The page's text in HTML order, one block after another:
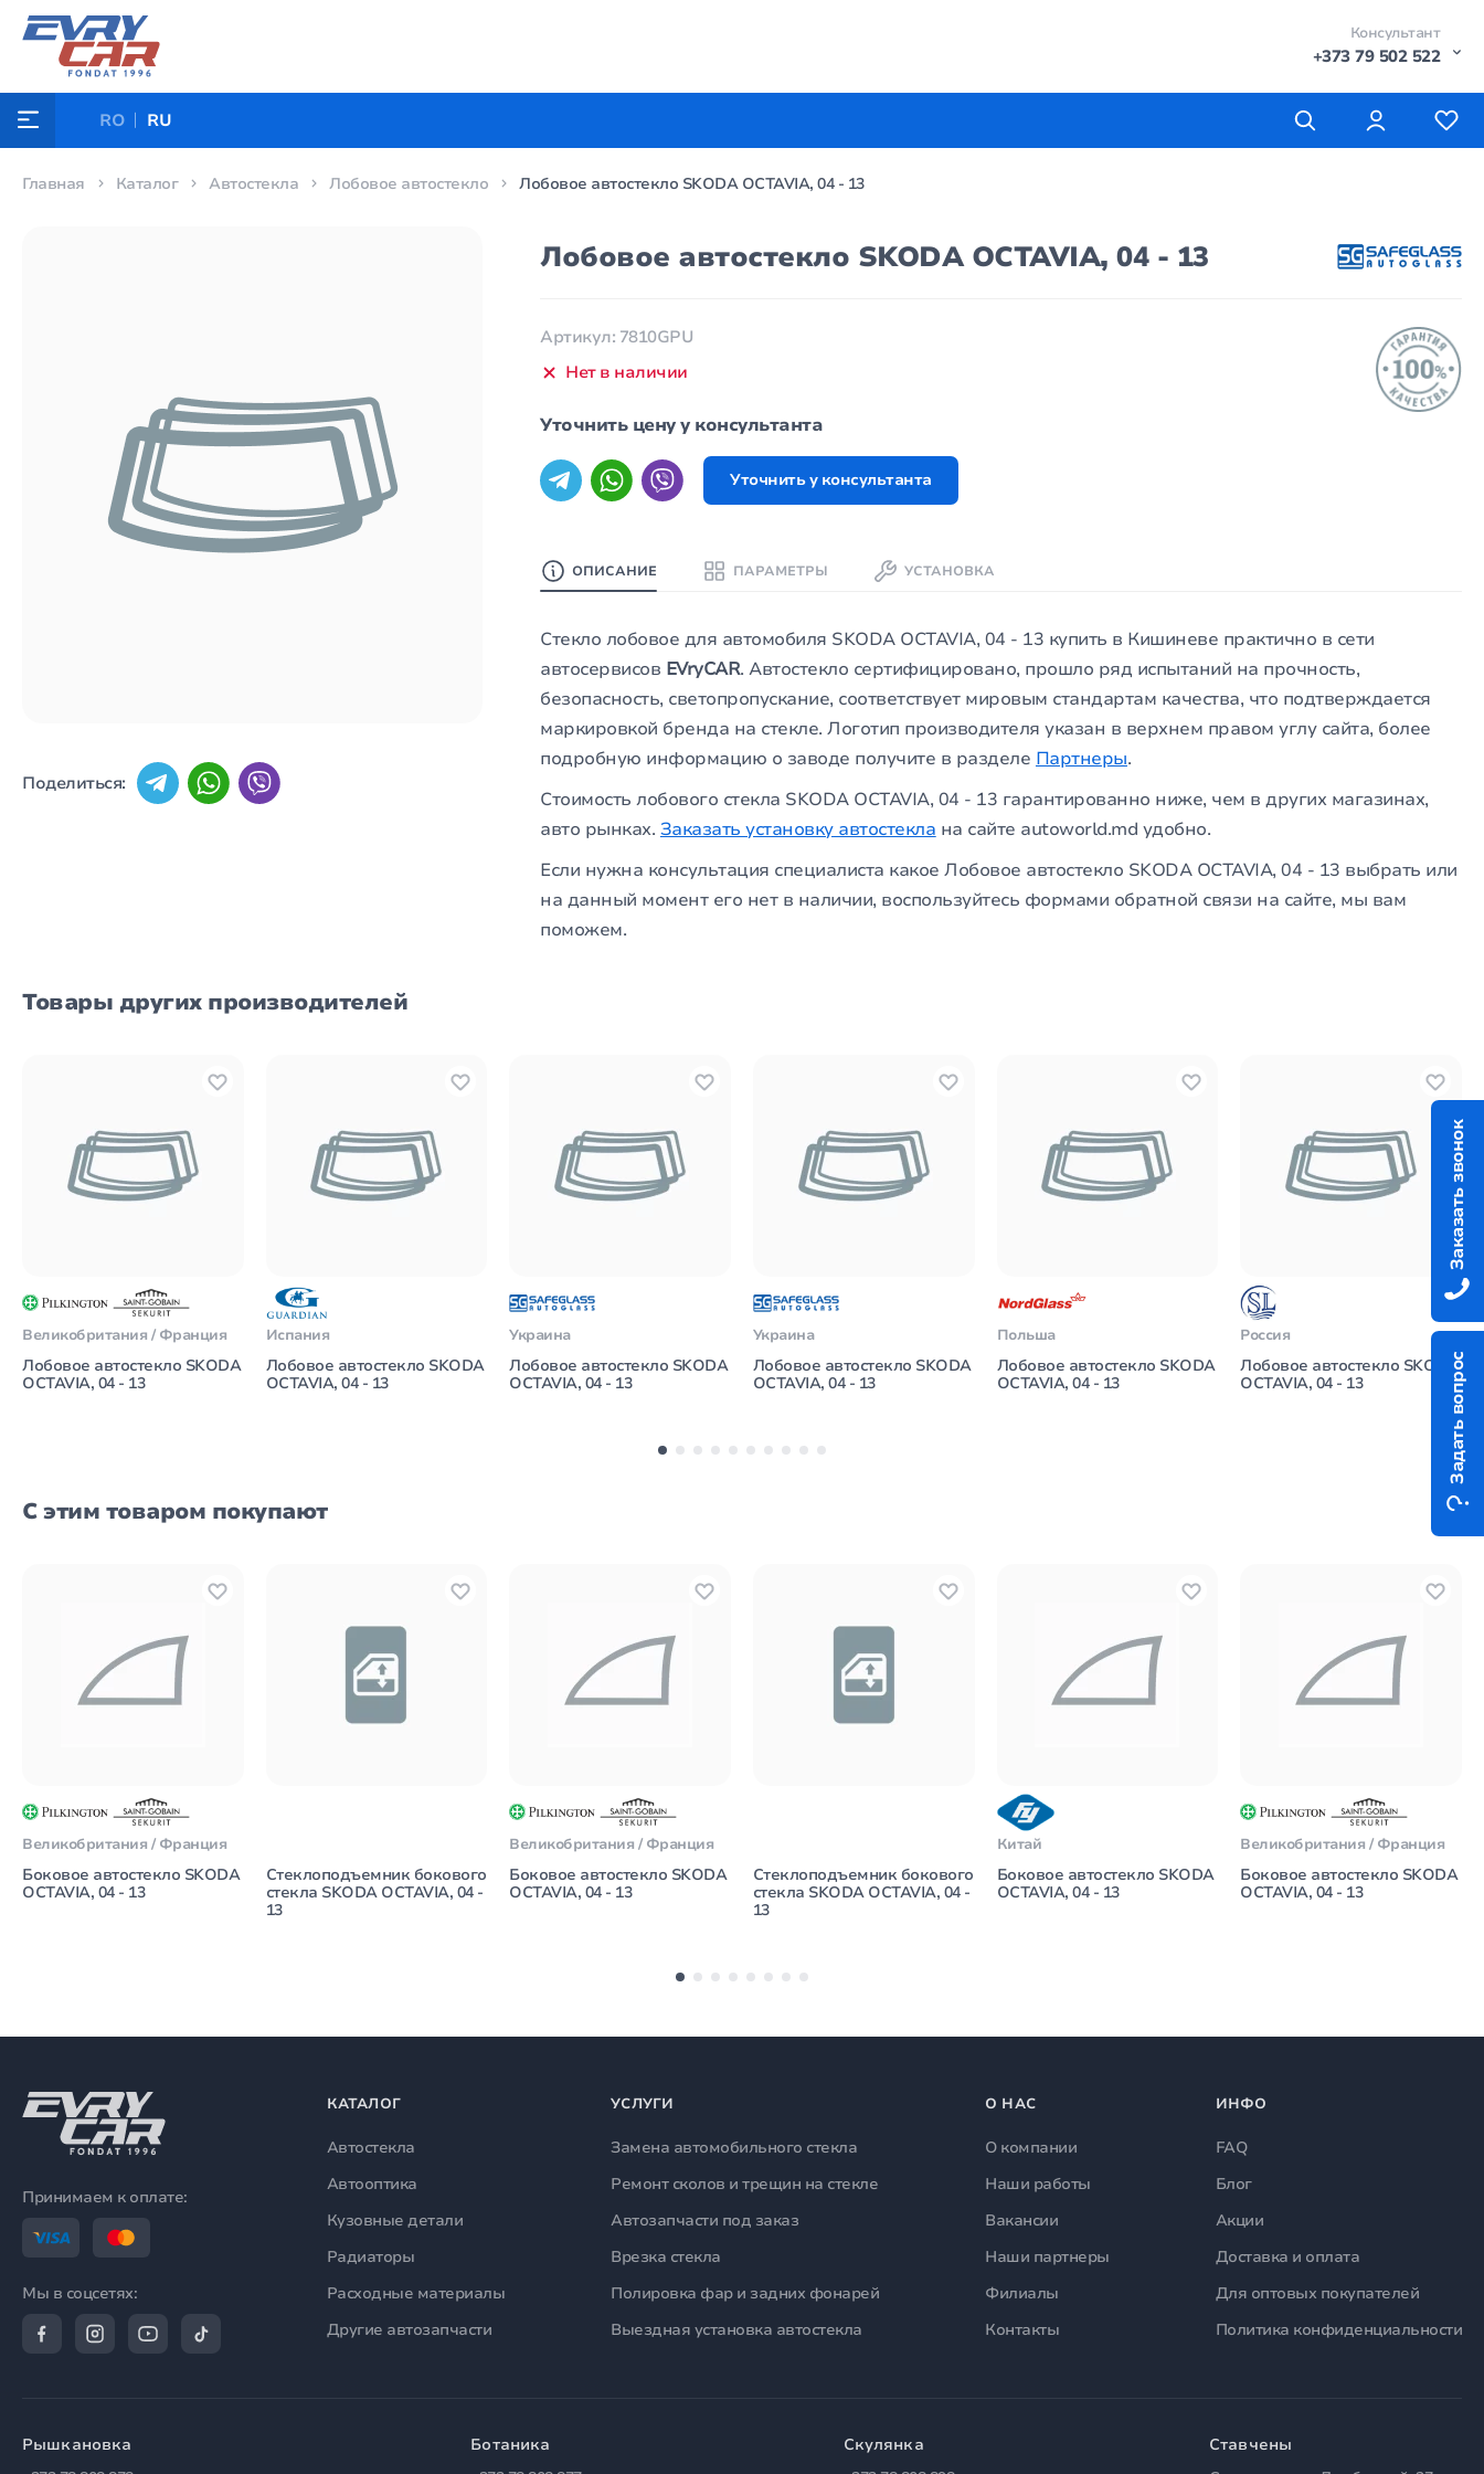
Консультант
+373 79 502 522
RO RU
Главная Каталог Автостекла Лобовое автостекло Лобовое автостекло SKODA OCTAVIA, 04 - 13
Поделиться:
Лобовое автостекло SKODA OCTAVIA, 04 - 13
Артикул: 7810GPU
Нет в наличии
Уточнить цену у консультанта
Уточнить у консультанта
ОПИСАНИЕ ПАРАМЕТРЫ УСТАНОВКА
Стекло лобовое для автомобиля SKODA OCTAVIA, 04 - 13 купить в Кишиневе практично в сети
автосервисов EVryCAR. Автостекло сертифицировано, прошло ряд испытаний на прочность,
безопасность, светопропускание, соответствует мировым стандартам качества, что подтверждается
маркировкой бренда на стекле. Логотип производителя указан в верхнем правом углу сайта, более
подробную информацию о заводе получите в разделе Партнеры.
Стоимость лобового стекла SKODA OCTAVIA, 04 - 13 гарантированно ниже, чем в других магазинах,
авто рынках. Заказать установку автостекла на сайте autoworld.md удобно.
Если нужна консультация специалиста какое Лобовое автостекло SKODA OCTAVIA, 04 - 13 выбрать или
на данный момент его нет в наличии, воспользуйтесь формами обратной связи на сайте, мы вам
поможем.
Товары других производителей
Великобритания / Франция
Лобовое автостекло SKODA
OCTAVIA, 04 - 13
Испания
Лобовое автостекло SKODA
OCTAVIA, 04 - 13
Украина
Лобовое автостекло SKODA
OCTAVIA, 04 - 13
Украина
Лобовое автостекло SKODA
OCTAVIA, 04 - 13
Польша
Лобовое автостекло SKODA
OCTAVIA, 04 - 13
Россия
Лобовое автостекло SKODA
OCTAVIA, 04 - 13
С этим товаром покупают
Великобритания / Франция
Боковое автостекло SKODA
OCTAVIA, 04 - 13
Стеклоподъемник бокового
стекла SKODA OCTAVIA, 04 -
13
Великобритания / Франция
Боковое автостекло SKODA
OCTAVIA, 04 - 13
Стеклоподъемник бокового
стекла SKODA OCTAVIA, 04 -
13
Китай
Боковое автостекло SKODA
OCTAVIA, 04 - 13
Великобритания / Франция
Боковое автостекло SKODA
OCTAVIA, 04 - 13
Задать вопрос
Заказать звонок
Принимаем к оплате:
Мы в соцсетях:
КАТАЛОГ
Автостекла
Автооптика
Кузовные детали
Радиаторы
Расходные материалы
Другие автозапчасти
УСЛУГИ
Замена автомобильного стекла
Ремонт сколов и трещин на стекле
Автозапчасти под заказ
Врезка стекла
Полировка фар и задних фонарей
Выездная установка автостекла
О НАС
О компании
Наши работы
Вакансии
Наши партнеры
Филиалы
Контакты
ИНФО
FAQ
Блог
Акции
Доставка и оплата
Для оптовых покупателей
Политика конфиденциальности
Рышкановка
Ботаника
Скулянка
Ставчены